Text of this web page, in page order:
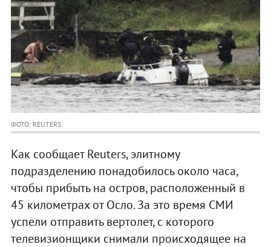
ФОТО: REUTERS
Как сообщает Reuters, элитному
подразделению понадобилось около часа,
чтобы прибыть на остров, расположенный в
45 километрах от Осло. За это время СМИ
успели отправить вертолет, с которого
телевизионщики снимали происходящее на